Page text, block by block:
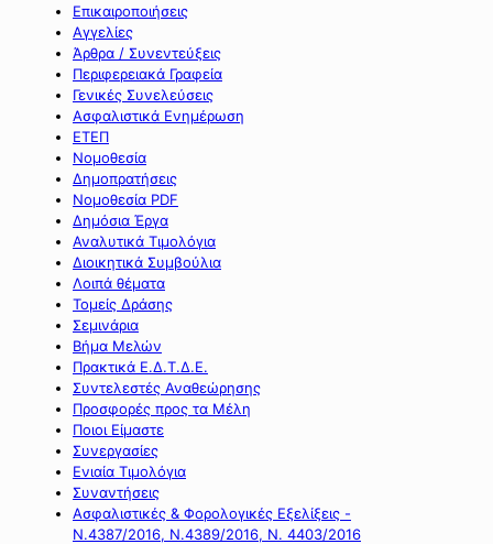
Επικαιροποιήσεις
Αγγελίες
Άρθρα / Συνεντεύξεις
Περιφερειακά Γραφεία
Γενικές Συνελεύσεις
Ασφαλιστικά Ενημέρωση
ΕΤΕΠ
Νομοθεσία
Δημοπρατήσεις
Νομοθεσία PDF
Δημόσια Έργα
Αναλυτικά Τιμολόγια
Διοικητικά Συμβούλια
Λοιπά θέματα
Τομείς Δράσης
Σεμινάρια
Βήμα Μελών
Πρακτικά Ε.Δ.Τ.Δ.Ε.
Συντελεστές Αναθεώρησης
Προσφορές προς τα Μέλη
Ποιοι Είμαστε
Συνεργασίες
Ενιαία Τιμολόγια
Συναντήσεις
Ασφαλιστικές & Φορολογικές Εξελίξεις -
Ν.4387/2016, Ν.4389/2016, Ν. 4403/2016